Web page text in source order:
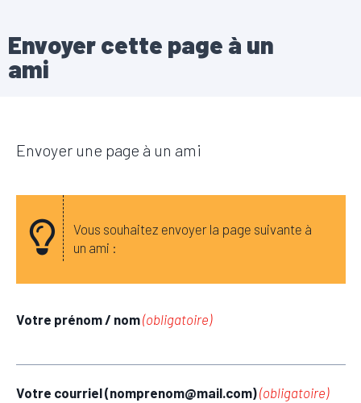
Envoyer cette page à un
ami
Envoyer une page à un ami
Vous souhaitez envoyer la page suivante à
un ami :
Votre prénom / nom(obligatoire)
Votre courriel (nomprenom@mail.com)(obligatoire)